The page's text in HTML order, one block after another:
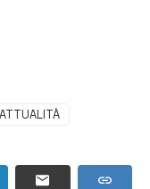
ATTUALITÀ